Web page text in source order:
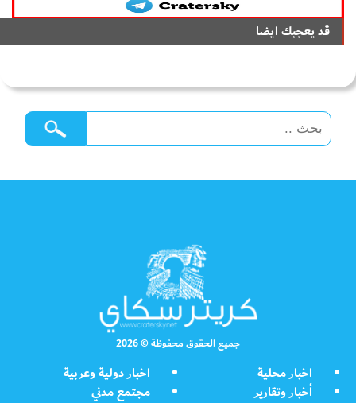
قد يعجبك ايضا
جميع الحقوق محفوظة © 2026
اخبار محلية
اخبار دولية وعربية
أخبار وتقارير
مجتمع مدني